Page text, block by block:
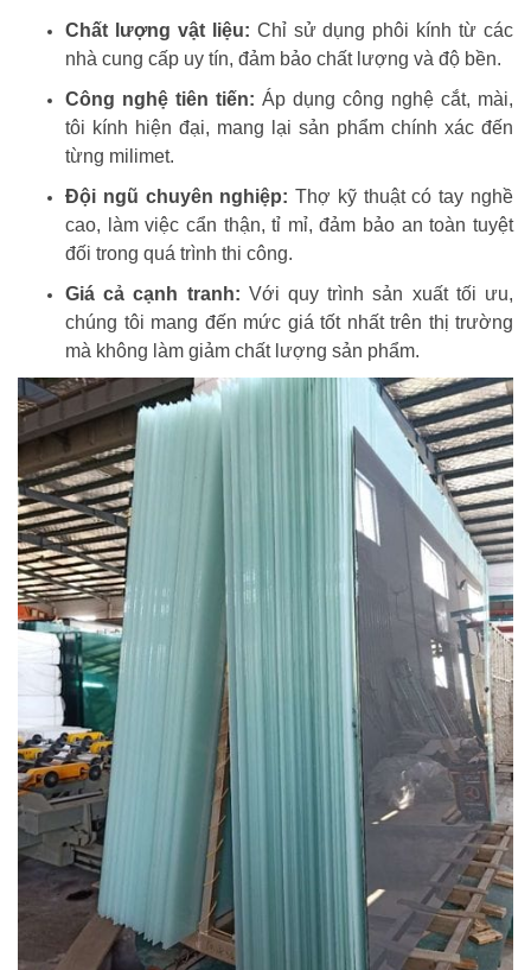
Chất lượng vật liệu: Chỉ sử dụng phôi kính từ các
nhà cung cấp uy tín, đảm bảo chất lượng và độ bền.
Công nghệ tiên tiến: Áp dụng công nghệ cắt, mài,
tôi kính hiện đại, mang lại sản phẩm chính xác đến
từng milimet.
Đội ngũ chuyên nghiệp: Thợ kỹ thuật có tay nghề
cao, làm việc cẩn thận, tỉ mỉ, đảm bảo an toàn tuyệt
đối trong quá trình thi công.
Giá cả cạnh tranh: Với quy trình sản xuất tối ưu,
chúng tôi mang đến mức giá tốt nhất trên thị trường
mà không làm giảm chất lượng sản phẩm.